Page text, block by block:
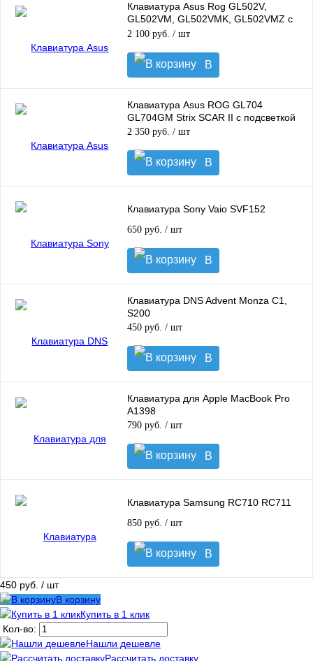
Клавиатура Asus Rog GL502V,
GL502VM, GL502VMK, GL502VMZ с
подсветкой
2 100 руб. / шт
В
корзину
Клавиатура Asus ROG GL704
GL704GM Strix SCAR II с подсветкой
2 350 руб. / шт
В
корзину
Клавиатура Sony Vaio SVF152
650 руб. / шт
В
корзину
Клавиатура DNS Advent Monza C1,
S200
450 руб. / шт
В
корзину
Клавиатура для Apple MacBook Pro
A1398
790 руб. / шт
В
корзину
Клавиатура Samsung RC710 RC711
850 руб. / шт
В
корзину
450 руб. / шт
В корзину
Купить в 1 клик
Кол-во:
Нашли дешевле
Рассчитать доставку